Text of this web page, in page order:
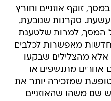
זוקף אוזניים וחורץ
סקרנות שנובעת,
המסך, למרות שלטענת
מאפשרות לכלבים
אלא מהצלילים שבקעו
אחרים מתנשפים או
שמזכירה יותר את
שם משהו שהאוזניים